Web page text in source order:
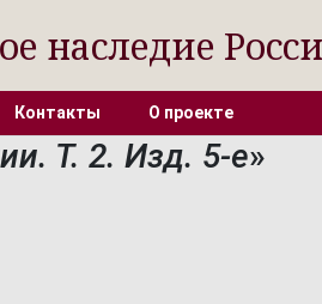
наследие
Контакты О проекте
Т. 2. Изд. 5-е»